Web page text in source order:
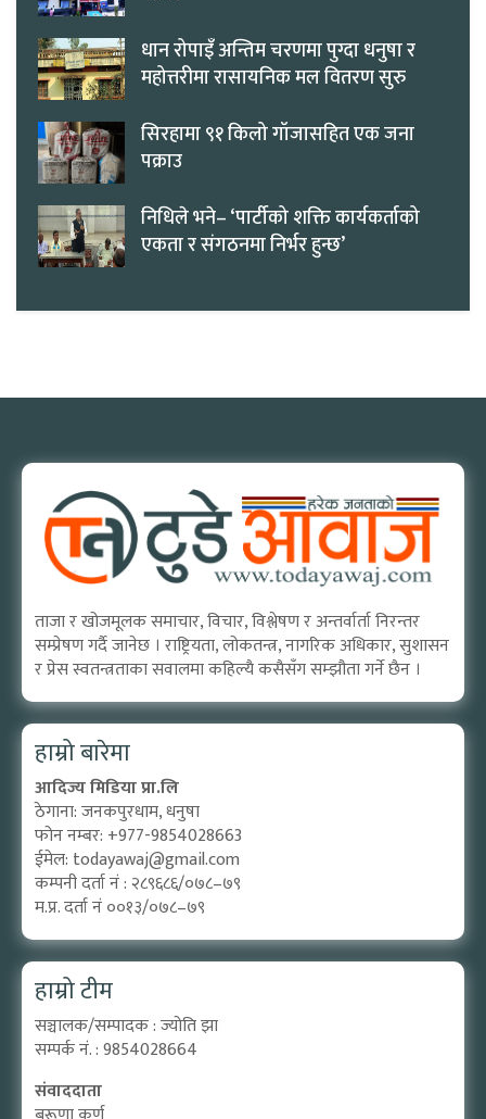
धान रोपाइँ अन्तिम चरणमा पुग्दा धनुषा र
महोत्तरीमा रासायनिक मल वितरण सुरु
सिरहामा ९१ किलो गाँजासहित एक जना
पक्राउ
निधिले भने– ‘पार्टीको शक्ति कार्यकर्ताको
एकता र संगठनमा निर्भर हुन्छ’
ताजा र खोजमूलक समाचार, विचार, विश्लेषण र अन्तर्वार्ता निरन्तर
सम्प्रेषण गर्दै जानेछ । राष्ट्रियता, लोकतन्त्र, नागरिक अधिकार, सुशासन
र प्रेस स्वतन्त्रताका सवालमा कहिल्यै कसैसँग सम्झौता गर्ने छैन ।
हाम्रो बारेमा
आदिज्य मिडिया प्रा.लि
ठेगाना: जनकपुरधाम, धनुषा
फोन नम्बर: +977-9854028663
ईमेल: todayawaj@gmail.com
कम्पनी दर्ता नं : २८९६८६/०७८–७९
म.प्र. दर्ता नं ००१३/०७८–७९
हाम्रो टीम
सञ्चालक/सम्पादक : ज्योति झा
सम्पर्क नं. : 9854028664
संवाददाता